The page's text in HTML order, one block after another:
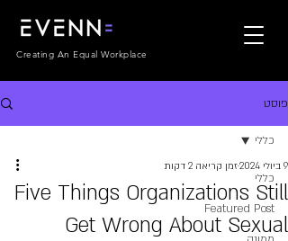
Creating An Equal Workplace
פוסט
כללי
Featured Post
כללי
Five Things Organizations Still
Get Wrong About Sexual
9 ביולי 2024 זמן קריאה 2 דקות